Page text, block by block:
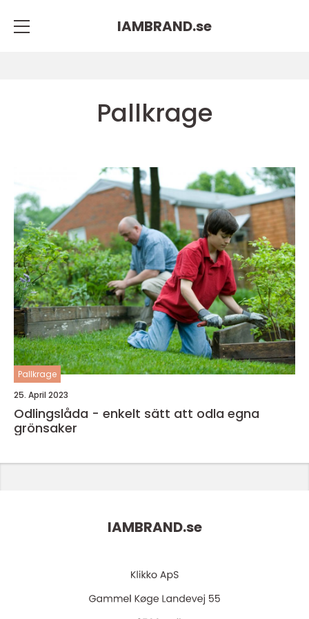
IAMBRAND.se
Pallkrage
Pallkrage
25. April 2023
Odlingslåda - enkelt sätt att odla egna
grönsaker
IAMBRAND.se